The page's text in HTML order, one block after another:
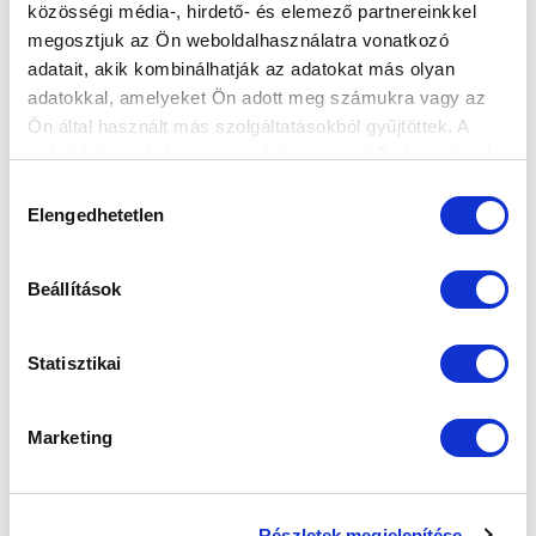
közösségi média-, hirdető- és elemező partnereinkkel
megosztjuk az Ön weboldalhasználatra vonatkozó
adatait, akik kombinálhatják az adatokat más olyan
adatokkal, amelyeket Ön adott meg számukra vagy az
Ön által használt más szolgáltatásokból gyűjtöttek. A
weboldalon való böngészés folytatásával Ön hozzájárul a
kiválasztása
Elengedhetetlen
Beállítások
Statisztikai
Marketing
A NEMZET SANYIJA 2014-08-30
Torghelle Sándorról jelent meg kétoldalas interjú a